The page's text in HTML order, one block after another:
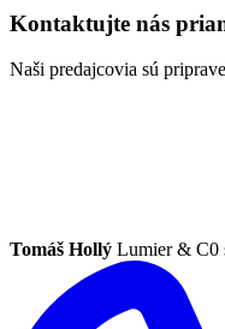
Kontaktujte nás
Naši predajcovia sú
Tomáš Hollý Lumier & C0